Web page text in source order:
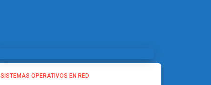
SISTEMAS OPERATIVOS EN RED